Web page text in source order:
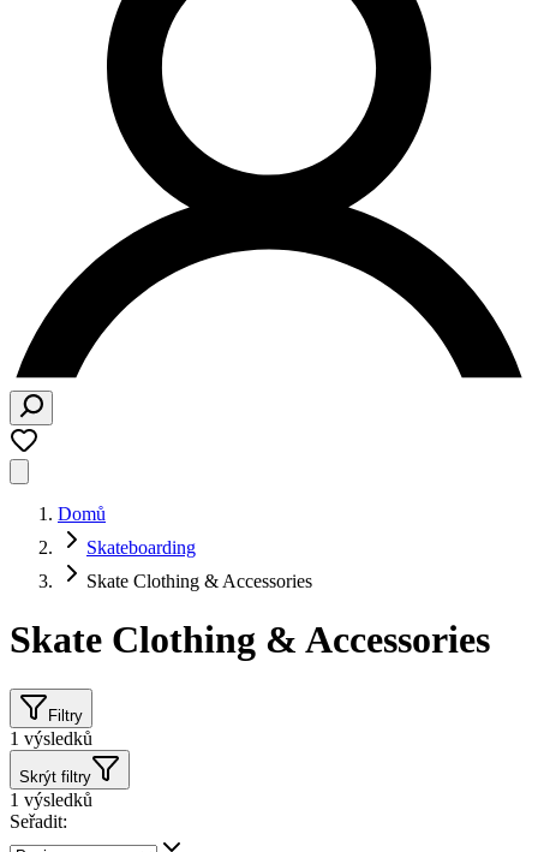
Domů
Skateboarding
Skate Clothing & Accessories
Skate Clothing & Accessories
Filtry
1 výsledků
Skrýt filtry
1 výsledků
Seřadit: